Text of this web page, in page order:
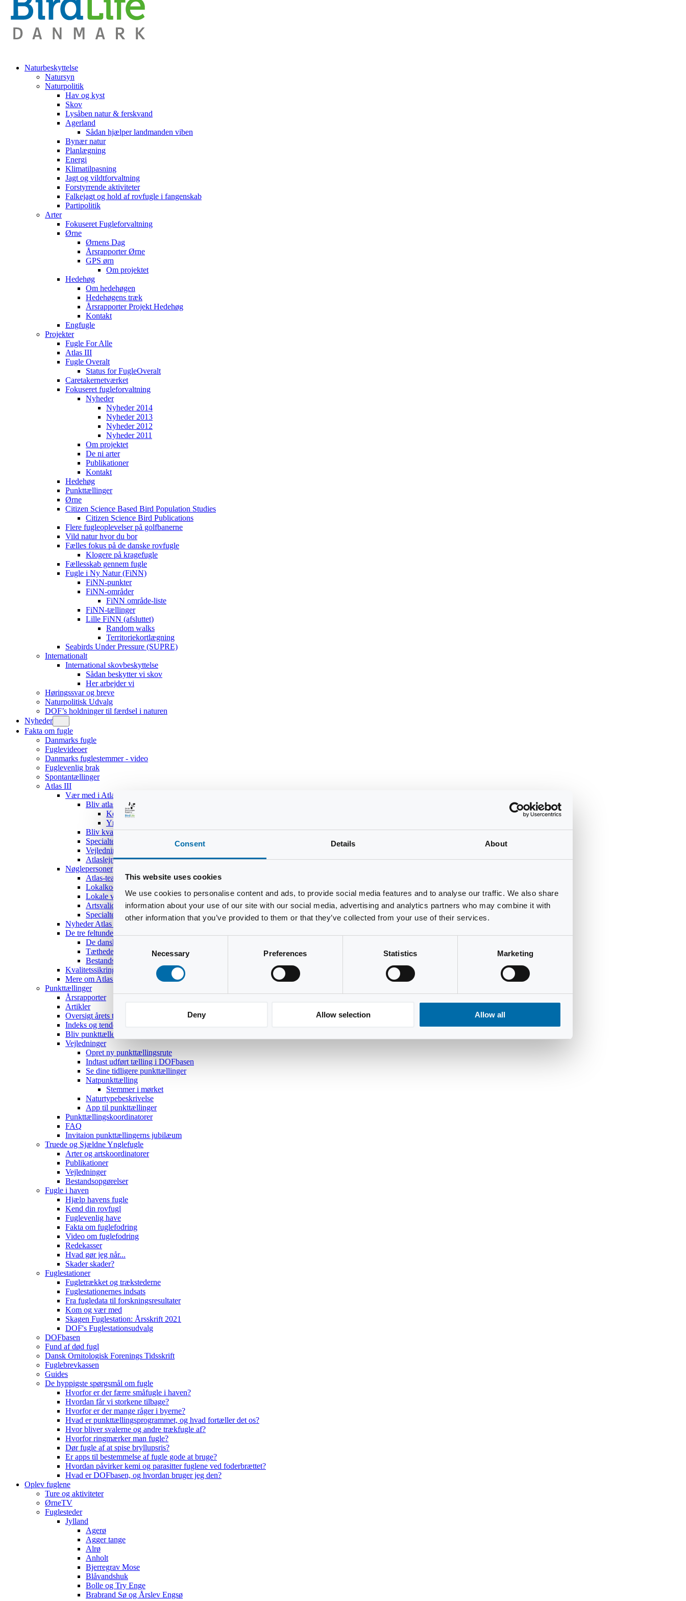
Consent Details About
This website uses cookies
We use cookies to personalise content and ads, to provide social media features and to analyse our traffic. We also share
information about your use of our site with our social media, advertising and analytics partners who may combine it with
other information that you’ve provided to them or that they’ve collected from your use of their services.
Consent
Selection
Necessary Preferences Statistics Marketing
Deny Allow selection Allow all
Naturbeskyttelse
Natursyn
Naturpolitik
Hav og kyst
Skov
Lysåben natur & ferskvand
Agerland
Sådan hjælper landmanden viben
Bynær natur
Planlægning
Energi
Klimatilpasning
Jagt og vildtforvaltning
Forstyrrende aktiviteter
Falkejagt og hold af rovfugle i fangenskab
Partipolitik
Arter
Fokuseret Fugleforvaltning
Ørne
Ørnens Dag
Årsrapporter Ørne
GPS ørn
Om projektet
Hedehøg
Om hedehøgen
Hedehøgens træk
Årsrapporter Projekt Hedehøg
Kontakt
Engfugle
Projekter
Fugle For Alle
Atlas III
Fugle Overalt
Status for FugleOveralt
Caretakernetværket
Fokuseret fugleforvaltning
Nyheder
Nyheder 2014
Nyheder 2013
Nyheder 2012
Nyheder 2011
Om projektet
De ni arter
Publikationer
Kontakt
Hedehøg
Punkttællinger
Ørne
Citizen Science Based Bird Population Studies
Citizen Science Bird Publications
Flere fugleoplevelser på golfbanerne
Vild natur hvor du bor
Fælles fokus på de danske rovfugle
Klogere på kragefugle
Fællesskab gennem fugle
Fugle i Ny Natur (FiNN)
FiNN-punkter
FiNN-områder
FiNN område-liste
FiNN-tællinger
Lille FiNN (afsluttet)
Random walks
Territoriekortlægning
Seabirds Under Pressure (SUPRE)
Internationalt
International skovbeskyttelse
Sådan beskytter vi skov
Her arbejder vi
Høringssvar og breve
Naturpolitisk Udvalg
DOF’s holdninger til færdsel i naturen
Nyheder
Fakta om fugle
Danmarks fugle
Fuglevideoer
Danmarks fuglestemmer - video
Fuglevenlig brak
Spontantællinger
Atlas III
Vær med i Atlas III
Bliv atlasdeltager
Kom hurtigt i gang
Yngleadfærdstyper
Bliv kvadratansvarlig
Specialteams
Vejledninger
Atlaslejre 2017
Nøglepersoner
Atlas-teamet
Lokalkoordinatorer
Lokale validatorer
Artsvalidatorer
Specialteams
Nyheder Atlas III
De tre feltundersøgelser
De danske ynglefugles udbredelse
Tætheder og bestandsestimater
Bestandsoptællinger af 18 udvalgte arter
Kvalitetssikring
Mere om Atlas III
Punkttællinger
Årsrapporter
Artikler
Oversigt årets temaer
Indeks og tendenser
Bliv punkttæller
Vejledninger
Opret ny punkttællingsrute
Indtast udført tælling i DOFbasen
Se dine tidligere punkttællinger
Natpunkttælling
Stemmer i mørket
Naturtypebeskrivelse
App til punkttællinger
Punkttællingskoordinatorer
FAQ
Invitaion punkttællingerns jubilæum
Truede og Sjældne Ynglefugle
Arter og artskoordinatorer
Publikationer
Vejledninger
Bestandsopgørelser
Fugle i haven
Hjælp havens fugle
Kend din rovfugl
Fuglevenlig have
Fakta om fuglefodring
Video om fuglefodring
Redekasser
Hvad gør jeg når...
Skader skader?
Fuglestationer
Fugletrækket og trækstederne
Fuglestationernes indsats
Fra fugledata til forskningsresultater
Kom og vær med
Skagen Fuglestation: Årsskrift 2021
DOF's Fuglestationsudvalg
DOFbasen
Fund af død fugl
Dansk Ornitologisk Forenings Tidsskrift
Fuglebrevkassen
Guides
De hyppigste spørgsmål om fugle
Hvorfor er der færre småfugle i haven?
Hvordan får vi storkene tilbage?
Hvorfor er der mange råger i byerne?
Hvad er punkttællingsprogrammet, og hvad fortæller det os?
Hvor bliver svalerne og andre trækfugle af?
Hvorfor ringmærker man fugle?
Dør fugle af at spise bryllupsris?
Er apps til bestemmelse af fugle gode at bruge?
Hvordan påvirker kemi og parasitter fuglene ved foderbrættet?
Hvad er DOFbasen, og hvordan bruger jeg den?
Oplev fuglene
Ture og aktiviteter
ØrneTV
Fuglesteder
Jylland
Agerø
Agger tange
Alrø
Anholt
Bjerregrav Mose
Blåvandshuk
Bolle og Try Enge
Brabrand Sø og Årslev Engsø